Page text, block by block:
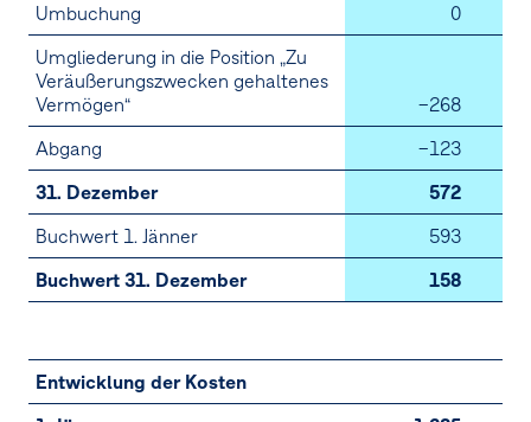
Umbuchung
0
Umgliederung in die Position „Zu
Veräußerungszwecken gehaltenes
Vermögen“
–268
Abgang
–123
31. Dezember
572
Buchwert 1. Jänner
593
Buchwert 31. Dezember
158
Entwicklung der Kosten